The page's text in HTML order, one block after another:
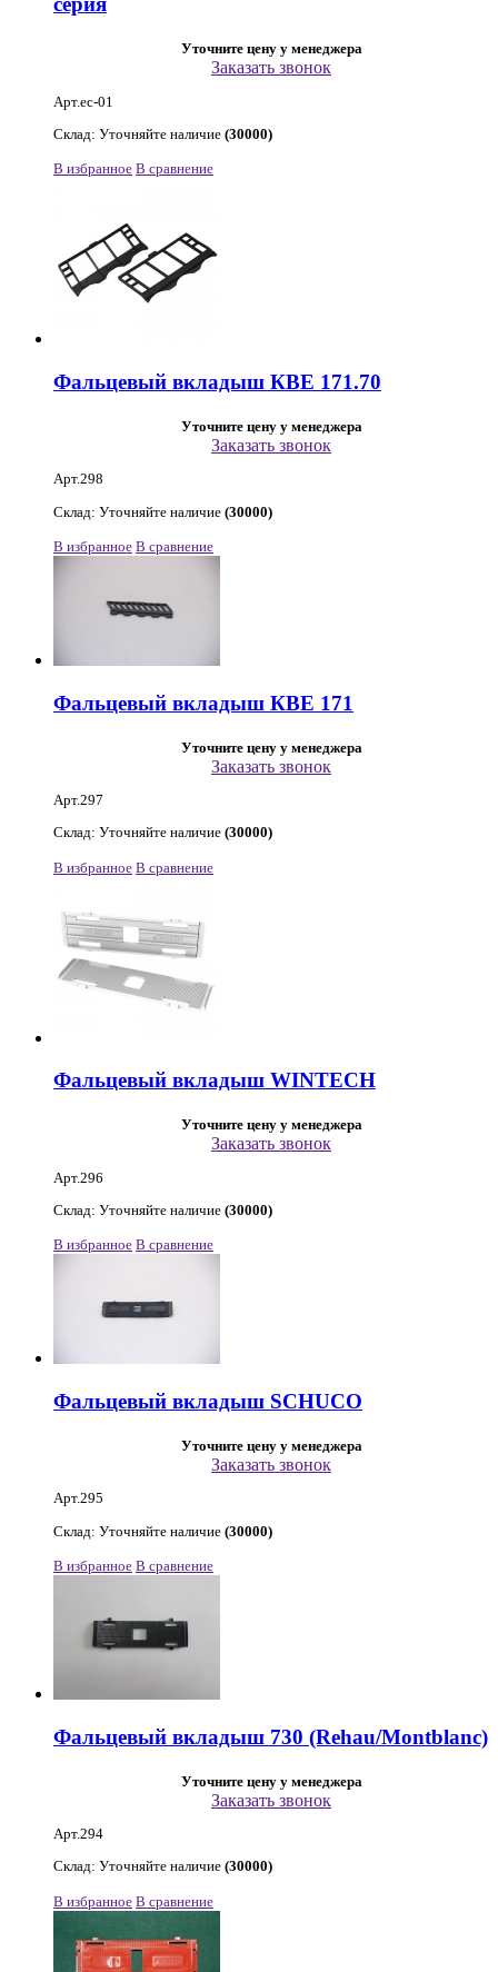
Уточните цену у менеджера
Заказать звонок
Арт.ec-01
Склад: Уточняйте наличие (30000)
В избранное В сравнение
Фальцевый вкладыш КВЕ 171.70
Уточните цену у менеджера
Заказать звонок
Арт.298
Склад: Уточняйте наличие (30000)
В избранное В сравнение
Фальцевый вкладыш КВЕ 171
Уточните цену у менеджера
Заказать звонок
Арт.297
Склад: Уточняйте наличие (30000)
В избранное В сравнение
Фальцевый вкладыш WINTECH
Уточните цену у менеджера
Заказать звонок
Арт.296
Склад: Уточняйте наличие (30000)
В избранное В сравнение
Фальцевый вкладыш SCHUCO
Уточните цену у менеджера
Заказать звонок
Арт.295
Склад: Уточняйте наличие (30000)
В избранное В сравнение
Фальцевый вкладыш 730 (Rehau/Montblanc)
Уточните цену у менеджера
Заказать звонок
Арт.294
Склад: Уточняйте наличие (30000)
В избранное В сравнение